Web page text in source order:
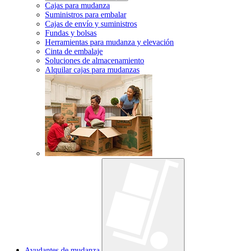
Cajas para mudanza
Suministros para embalar
Cajas de envío y suministros
Fundas y bolsas
Herramientas para mudanza y elevación
Cinta de embalaje
Soluciones de almacenamiento
Alquilar cajas para mudanzas